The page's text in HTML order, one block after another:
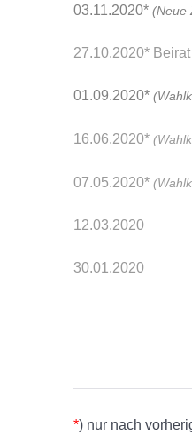
03.11.2020*(Neue
27.10.2020* Beirat
01.09.2020*
16.06.2020*
07.05.2020*
12.03.2020
30.01.2020
*) nur nach